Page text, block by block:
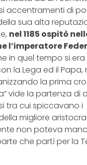
accentramenti di
sua alta
nel 1185 ospitò
l’imperatore
in quel tempo si era
la Lega ed il Papa,
la prima
vide la partenza di
tra cui spiccavano i
migliore
non poteva
che partì per la